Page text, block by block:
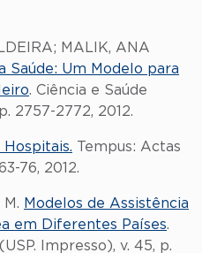
MALIK, ANA
Saúde: Um Modelo para
. Ciência e Saúde
2757-2772, 2012.
Tempus: Actas
76, 2012.
M. Modelos de Assistência
em Diferentes Países.
Impresso), v. 45, p.